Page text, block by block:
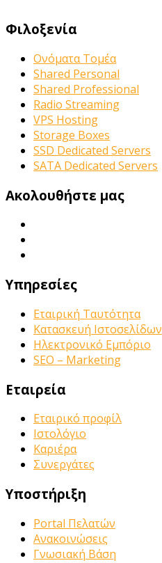
Φιλοξενία
Ονόματα Τομέα
Shared Personal
Shared Professional
Radio Streaming
VPS Hosting
Storage Boxes
SSD Dedicated Servers
SATA Dedicated Servers
Ακολουθήστε μας
Υπηρεσίες
Εταιρική Ταυτότητα
Κατασκευή Ιστοσελίδων
Ηλεκτρονικό Εμπόριο
SEO – Marketing
Εταιρεία
Εταιρικό προφίλ
Ιστολόγιο
Καριέρα
Συνεργάτες
Υποστήριξη
Portal Πελατών
Ανακοινώσεις
Γνωσιακή Βάση